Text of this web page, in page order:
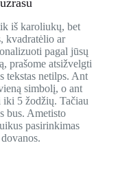
iš karoliukų, bet
kvadratėlio ar
pagal jūsų
prašome atsižvelgti
tekstas netilps. Ant
simbolį, o ant
iki 5 žodžių. Tačiau
bus. Ametisto
pasirinkimas